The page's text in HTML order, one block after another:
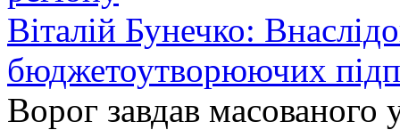
Віталій Бунечко:
бюджетоутворюючих
Ворог завдав масованого